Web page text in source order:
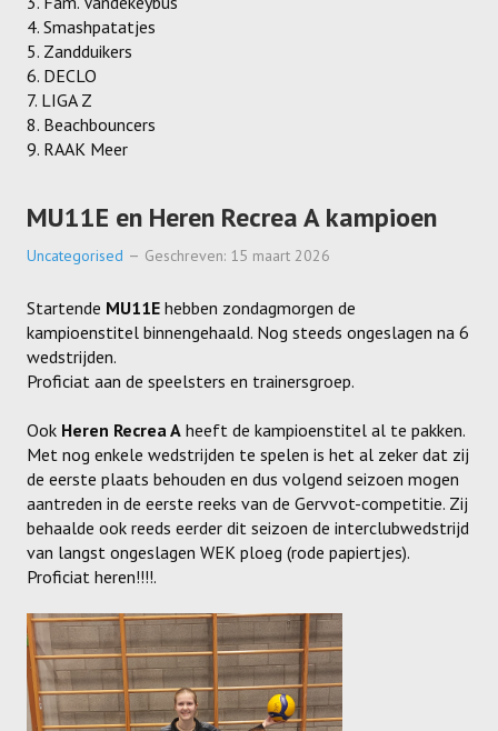
Heren Recrea C
KALENDER
CONTACT
GESCHIEDENIS
SPONSORS
ACTIVITEITEN
JEUGDSTAGE
WINTER WEEKEND
JEUGDDAG
BEACHVOLLEY
CLUBSHOP
LIVE SCORE
4. Smashpatatjes
5. Zandduikers
6. DECLO
7. LIGA Z
8. Beachbouncers
9. RAAK Meer
MU11E en Heren Recrea A kampioen
Uncategorised Geschreven: 15 maart 2026
Startende MU11E hebben zondagmorgen de
kampioenstitel binnengehaald. Nog steeds ongeslagen na 6
wedstrijden.
Proficiat aan de speelsters en trainersgroep.
Ook Heren Recrea A heeft de kampioenstitel al te pakken.
Met nog enkele wedstrijden te spelen is het al zeker dat zij
de eerste plaats behouden en dus volgend seizoen mogen
aantreden in de eerste reeks van de Gervvot-competitie. Zij
behaalde ook reeds eerder dit seizoen de interclubwedstrijd
van langst ongeslagen WEK ploeg (rode papiertjes).
Proficiat heren!!!!.